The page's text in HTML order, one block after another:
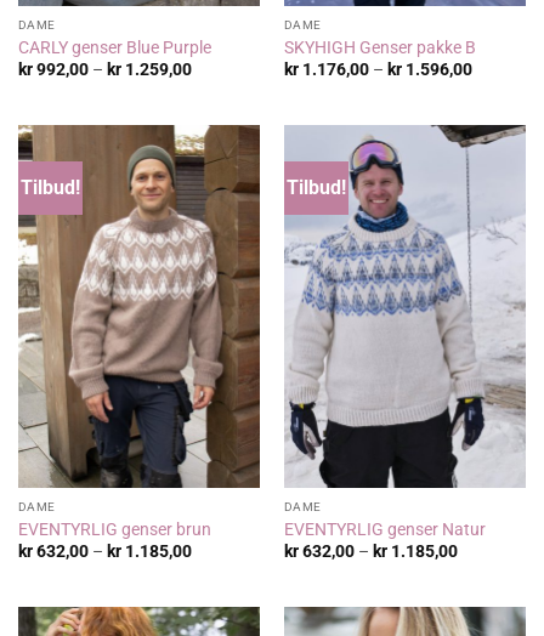
DAME
CARLY genser Blue Purple
kr992,00 – kr1.259,00Prisområde:
DAME
SKYHIGH Genser pakke B
kr1.176,00 – kr1.596,00
Tilbud!
DAME
EVENTYRLIG genser brun
kr632,00 – kr1.185,00Prisområde:
Tilbud!
DAME
EVENTYRLIG genser Natur
kr632,00 – kr1.185,00